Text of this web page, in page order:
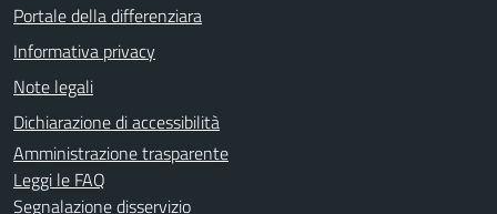
Portale della differenziara
Informativa privacy
Note legali
Dichiarazione di accessibilità
Amministrazione trasparente
Leggi le FAQ
Segnalazione disservizio